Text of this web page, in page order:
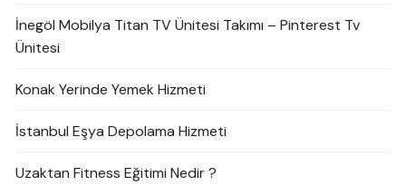
İnegöl Mobilya Titan TV Ünitesi Takımı – Pinterest Tv
Ünitesi
Konak Yerinde Yemek Hizmeti
İstanbul Eşya Depolama Hizmeti
Uzaktan Fitness Eğitimi Nedir ?